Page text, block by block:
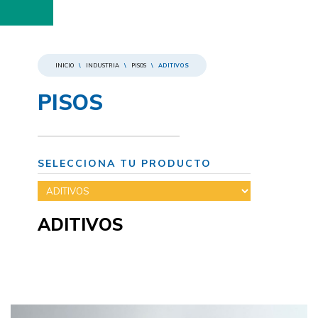
INICIO \ INDUSTRIA \ PISOS \ ADITIVOS
PISOS
SELECCIONA TU PRODUCTO
ADITIVOS